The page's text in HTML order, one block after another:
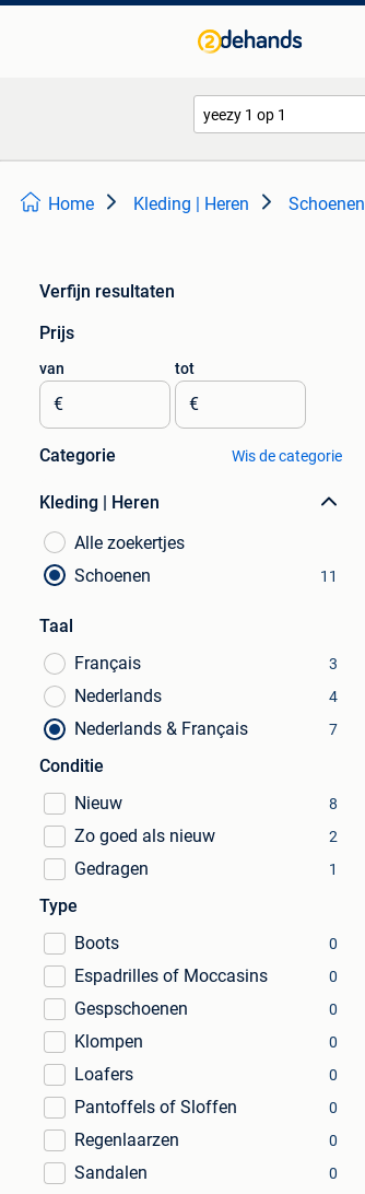
Home Kleding | Heren Schoenen
Verfijn resultaten
Prijs
van
€
tot
€
Categorie Wis de categorie
Kleding | Heren
Alle zoekertjes
Schoenen
11
Taal
Français
3
Nederlands 4
Nederlands & Français 7
Conditie
Nieuw
8
Zo goed als nieuw 2
Gedragen 1
Type
Boots
0
Espadrilles of Moccasins 0
Gespschoenen 0
Klompen 0
Loafers 0
Pantoffels of Sloffen 0
Regenlaarzen 0
Sandalen 0